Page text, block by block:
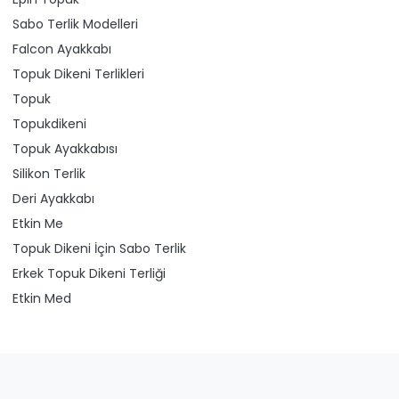
Sabo Terlik Modelleri
Falcon Ayakkabı
Topuk Dikeni Terlikleri
Topuk
Topukdikeni
Topuk Ayakkabısı
Silikon Terlik
Deri Ayakkabı
Etkin Me
Topuk Dikeni İçin Sabo Terlik
Erkek Topuk Dikeni Terliği
Etkin Med